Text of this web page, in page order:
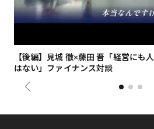
【後編】見城 徹×藤田 晋「経営にも
はない」ファイナンス対談